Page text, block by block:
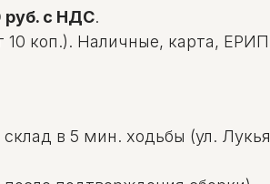
руб. с НДС.
коп.). Наличные, карта,
в 5 мин. ходьбы (ул.